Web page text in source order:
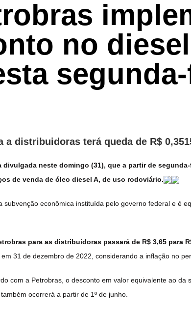
no
a distribuidoras terá queda de R$
neste domingo (31), que a partir de
de venda de óleo diesel A, de uso rodoviário.
subvenção econômica instituída pelo governo federal e é
para as distribuidoras passará de R$ 3,65 para
31 de dezembro de 2022, considerando a inflação no
com a Petrobras, o desconto em valor equivalente ao da
ocorrerá a partir de 1º de junho.